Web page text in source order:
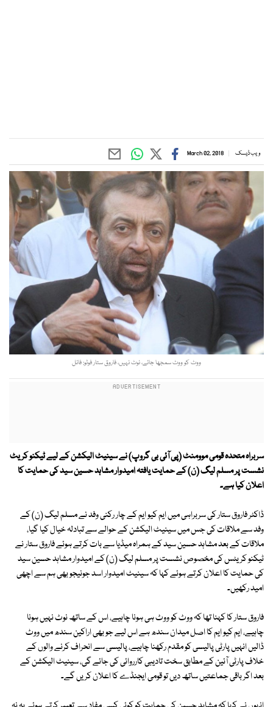
ویب ڈیسک March 02, 2018
ووٹ کو ووٹ سمجھا جائے، نوٹ نہیں، فاروق ستار فوٹو: فائل
سربراہ متحدہ قومی موومنٹ (پی آئی بی گروپ) نے سینیٹ الیکشن کے لیے ٹیکنو کریٹ
نشست پر مسلم لیگ (ن) کے حمایت یافتہ امیدوار مشاہد حسین سید کی حمایت کا
اعلان کیا ہے۔
ڈاکٹر فاروق ستار کی سربراہی میں ایم کیو ایم کے چار رکنی وفد نے مسلم لیگ (ن) کے
وفد سے ملاقات کی جس میں سینیٹ الیکشن کے حوالے سے تبادلہ خیال کیا گیا،
ملاقات کے بعد مشاہد حسین سید کے ہمراہ میڈیا سے بات کرتے ہوئے فاروق ستار نے
ٹیکنو کریٹس کی مخصوص نشست پر مسلم لیگ (ن) کے امیدوار مشاہد حسین سید
کی حمایت کا اعلان کرتے ہوئے کہا کہ سینیٹ امیدوار اسد جونیجو بھی ہم سے اچھی
امید رکھیں۔
فاروق ستار کا کہنا تھا کہ ووٹ کو ووٹ ہی ہونا چاہیے، اس کے ساتھ نوٹ نہیں ہونا
چاہیے، ایم کیو ایم کا اصل میدان سندھ ہے اس لیے جو بھی اراکین سندھ میں ووٹ
ڈالیں انہیں پارٹی پالیسی کو مقدم رکھنا چاہیے، پالیسی سے انحراف کرنے والوں کے
خلاف پارٹی آئین کے مطابق سخت تادیبی کارروائی کی جائے گی، سینیٹ الیکشن کے
بعد اگر باقی جماعتیں ساتھ دیں تو قومی ایجنڈے کا اعلان کریں گے۔